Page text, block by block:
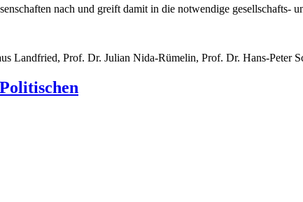
nach und greift damit in die notwendige gesellschafts-
Landfried, Prof. Dr. Julian Nida-Rümelin, Prof. Dr. Hans-Peter